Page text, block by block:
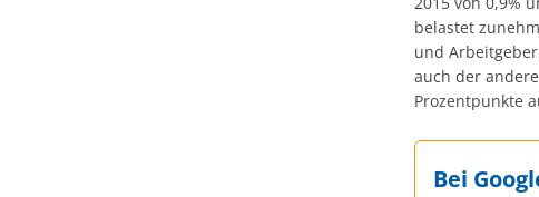
belastet
und
auch der
Prozentpunkte
Bei